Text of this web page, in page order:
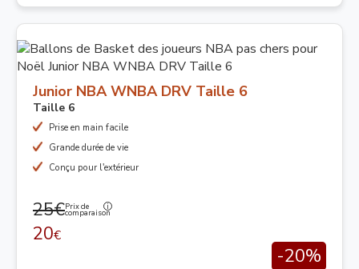
Junior NBA WNBA DRV Taille 6
Taille 6
Prise en main facile
Grande durée de vie
Conçu pour l'extérieur
25€Prix de
comparaison
20€
-20%